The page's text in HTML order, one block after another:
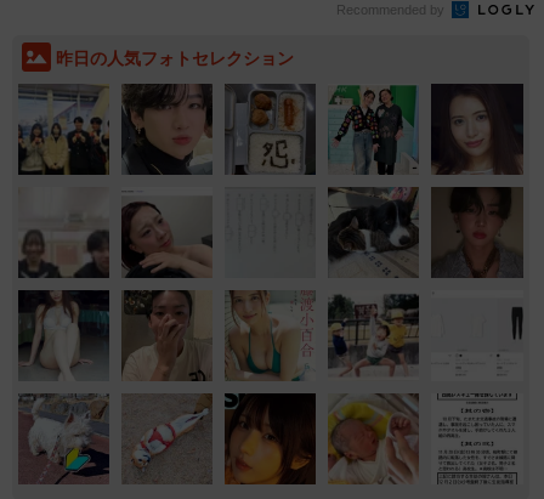
Recommended by
昨日の人気フォトセレクション